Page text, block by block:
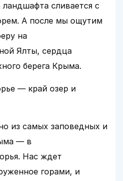
ландшафта сливается с
А после мы ощутим
на
Ялты, сердца
берега Крыма.
— край озер и
из самых заповедных и
— в
Нас ждет
горами, и